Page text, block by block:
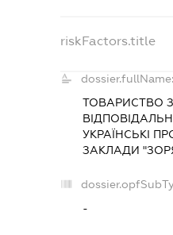
riskFactors.title
dossier.fullName:
ТОВАРИСТВО
УКРАЇНСЬКІ
ЗАКЛАДИ
-